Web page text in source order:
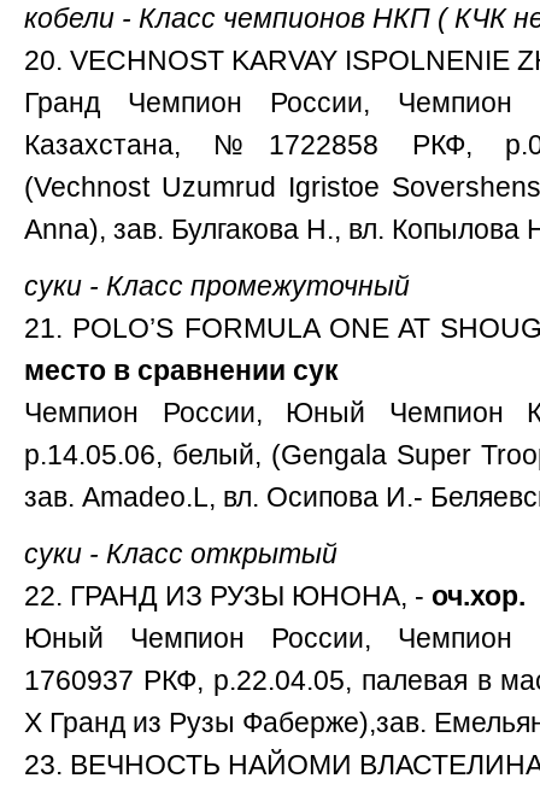
кобели - Класс чемпионов НКП ( КЧК
20. VECHNOST KARVAY ISPOLNENIE
Гранд Чемпион России,
Казахстана, №1722858 РКФ,
(Vechnost Uzumrud Igristoe
Anna), зав. Булгакова Н., вл. Копылова
суки - Класс промежуточный
21. POLO’S FORMULA ONE AT
место в сравнении сук
Чемпион России, Юный
р.14.05.06, белый, (Gengala Super
зав. Amadeo.L, вл. Осипова И.-
суки - Класс открытый
22. ГРАНД ИЗ РУЗЫ ЮНОНА, - оч.хор.
Юный Чемпион России, Чемпион
1760937 РКФ, р.22.04.05, палевая в
Х Гранд из Рузы Фаберже),зав.
23. ВЕЧНОСТЬ НАЙОМИ